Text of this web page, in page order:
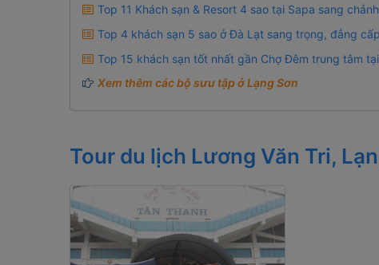
Top 11 Khách sạn & Resort 4 sao tại Sapa sang
Top 4 khách sạn 5 sao ở Đà Lạt sang trọng, đẳng
Top 15 khách sạn tốt nhất gần Chợ Đêm trung tâm
Xem thêm các bộ sưu tập ở Lạng Sơn
Tour du lịch Lương Văn Tri,